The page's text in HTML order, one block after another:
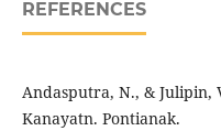
REFERENCES
Andasputra, N., & Julipin,
Kanayatn. Pontianak.